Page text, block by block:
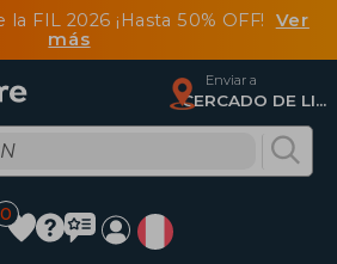
FIL 2026 ¡Hasta 50% OFF! Ver
más
Enviar a
CERCADO DE LIMA, Lima
0